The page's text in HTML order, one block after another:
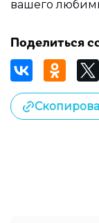
вашего
Поделиться